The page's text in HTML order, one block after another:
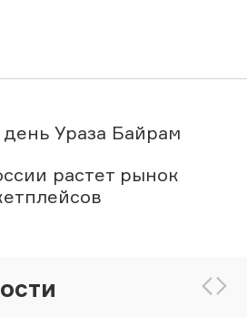
Ураза Байрам
растет рынок